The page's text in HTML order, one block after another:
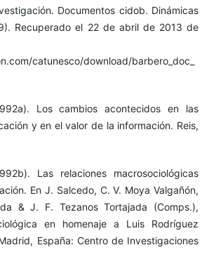
Documentos cidob. Dinámicas
Recuperado el 22 de abril de 2013 de
catunesco/download/barbero_doc_
Los cambios acontecidos en las
y en el valor de la información. Reis,
Las relaciones macrosociológicas
En J. Salcedo, C. V. Moya Valgañón,
& J. F. Tezanos Tortajada (Comps.),
en homenaje a Luis Rodríguez
España: Centro de Investigaciones